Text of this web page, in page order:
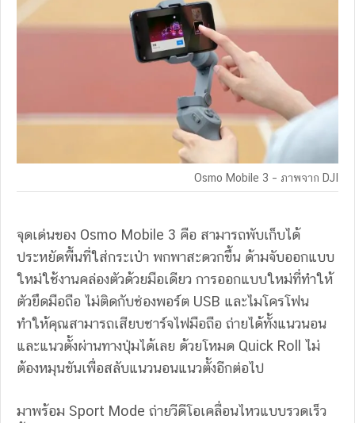
Osmo Mobile 3 – ภาพจาก DJI
จุดเด่นของ Osmo Mobile 3 คือ สามารถพับเก็บได้
ประหยัดพื้นที่ใส่กระเป๋า พกพาสะดวกขึ้น ด้ามจับออกแบบ
ใหม่ใช้งานคล่องตัวด้วยมือเดียว การออกแบบใหม่ที่ทำให้
ตัวยึดมือถือ ไม่ติดกับช่องพอร์ต USB และไมโครโฟน
ทำให้คุณสามารถเสียบชาร์จไฟมือถือ ถ่ายได้ทั้งแนวนอน
และแนวตั้งผ่านทางปุ่มได้เลย ด้วยโหมด Quick Roll ไม่
ต้องหมุนขันเพื่อสลับแนวนอนแนวตั้งอีกต่อไป
มาพร้อม Sport Mode ถ่ายวีดีโอเคลื่อนไหวแบบรวดเร็ว